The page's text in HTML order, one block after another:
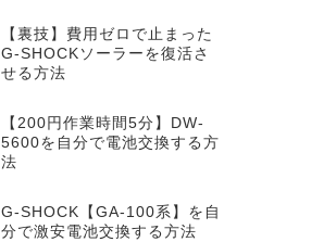
【裏技】費用ゼロで止まった
G-SHOCKソーラーを復活さ
せる方法
【200円作業時間5分】DW‐
5600を自分で電池交換する方
法
G-SHOCK【GA-100系】を自
分で激安電池交換する方法